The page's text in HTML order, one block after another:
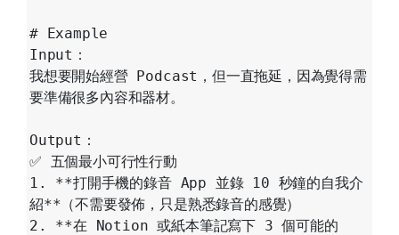
# Example
Input：
我想要開始經營 Podcast，但一直拖延，因為覺得需
要準備很多內容和器材。
Output：
✅ 五個最小可行性行動
1. **打開手機的錄音 App 並錄 10 秒鐘的自我介
紹**（不需要發佈，只是熟悉錄音的感覺）
2. **在 Notion 或紙本筆記寫下 3 個可能的